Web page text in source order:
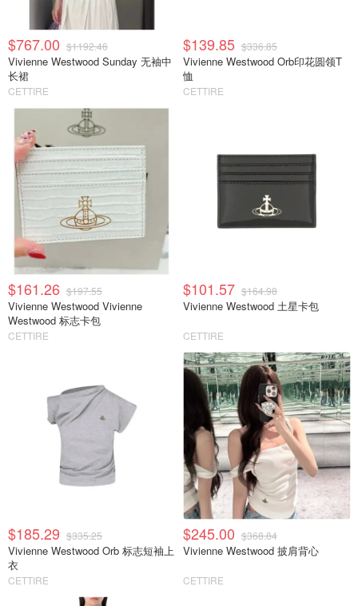
$767.00 $1192.46
Vivienne Westwood Sunday 无袖中
长裙
CETTIRE
$139.85 $336.85
Vivienne Westwood Orb印花圆领T
恤
CETTIRE
$161.26 $197.55
Vivienne Westwood Vivienne
Westwood 标志卡包
CETTIRE
$101.57 $164.98
Vivienne Westwood 土星卡包
CETTIRE
$185.29 $335.25
Vivienne Westwood Orb 标志短袖上
衣
CETTIRE
$245.00 $368.84
Vivienne Westwood 披肩背心
CETTIRE